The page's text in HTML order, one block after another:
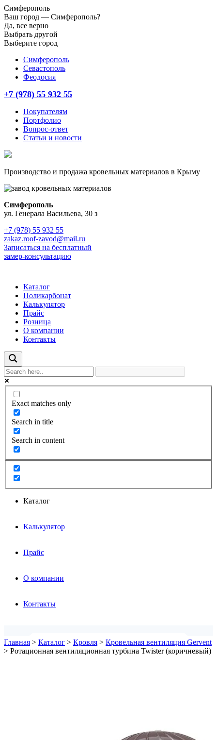
Симферополь
Ваш город — Симферополь?
Да, все верно
Выбрать другой
Выберите город
Симферополь
Севастополь
Феодосия
+7 (978) 55 932 55
Покупателям
Портфолио
Вопрос-ответ
Статьи и новости
Производство и продажа кровельных материалов в Крыму
Симферополь
ул. Генерала Васильева, 30 з
+7 (978) 55 932 55
zakaz.roof-zavod@mail.ru
Записаться на бесплатный
замер-консультацию
Каталог
Поликарбонат
Калькулятор
Прайс
Розница
О компании
Контакты
Exact matches only
Search in title
Search in content
Каталог
Калькулятор
Прайс
О компании
Контакты
Главная > Каталог > Кровля > Кровельная вентиляция Gervent
> Ротационная вентиляционная турбина Twister (коричневый)